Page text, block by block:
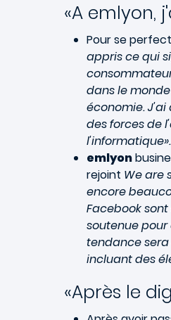
«A emlyon,
Pour se
appris ce qui
dans le
économie.
des forces de
l'informatique».
emlyon
rejoint We are
encore
Facebook
soutenue pour
tendance
incluant des
«Après le